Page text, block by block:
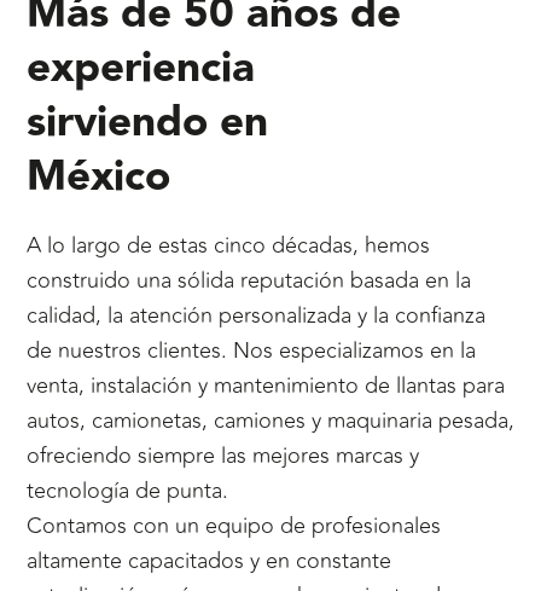
Más de 50 años de
experiencia
sirviendo en
México
A lo largo de estas cinco décadas, hemos
construido una sólida reputación basada en la
calidad, la atención personalizada y la confianza
de nuestros clientes. Nos especializamos en la
venta, instalación y mantenimiento de llantas para
autos, camionetas, camiones y maquinaria pesada,
ofreciendo siempre las mejores marcas y
tecnología de punta.
Contamos con un equipo de profesionales
altamente capacitados y en constante